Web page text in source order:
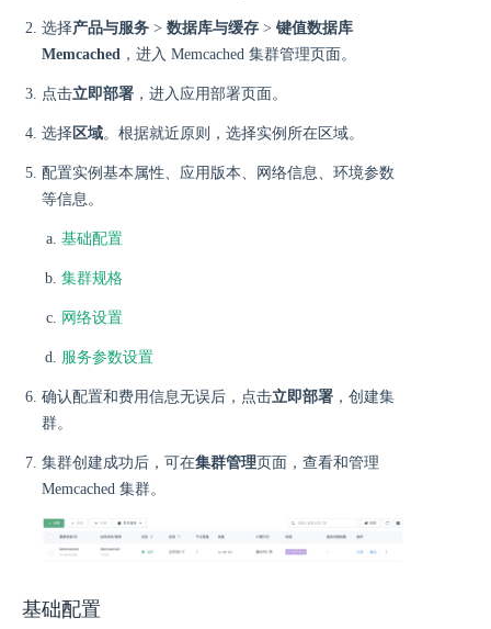
选择产品与服务 > 数据库与缓存 > 键值数据库
Memcached ，进入 Memcached 集群管理页面。
点击立即部署 ，进入应用部署页面。
选择区域。根据就近原则，选择实例所在区域。
配置实例基本属性、应用版本、网络信息、环境参数
等信息。
基础配置
集群规格
网络设置
服务参数设置
确认配置和费用信息无误后，点击立即部署 ，创建集
群。
集群创建成功后，可在集群管理页面，查看和管理
Memcached 集群。
基础配置